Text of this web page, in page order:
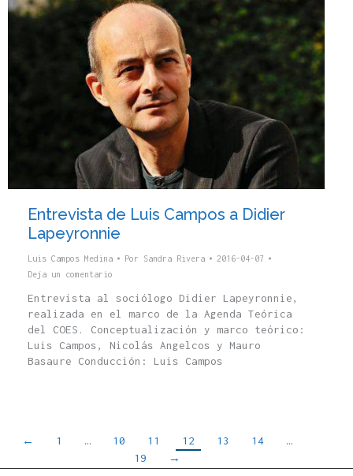
Entrevista de Luis Campos a Didier
Lapeyronnie
Luis Campos Medina Por Sandra Rivera
2016-04-07
Deja un comentario
Entrevista al sociólogo Didier Lapeyronnie,
realizada en el marco de la Agenda Teórica
del COES. Conceptualización y marco teórico:
Luis Campos, Nicolás Angelcos y Mauro
Basaure Conducción: Luis Campos
← 1 … 10 11 12 13 14
…
19
→